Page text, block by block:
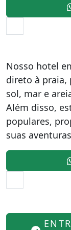
Nosso hotel
direto à praia,
sol, mar e
Além disso,
populares,
suas